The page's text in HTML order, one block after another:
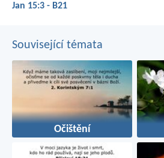
Jan 15:3 - B21
Související témata
Očištění